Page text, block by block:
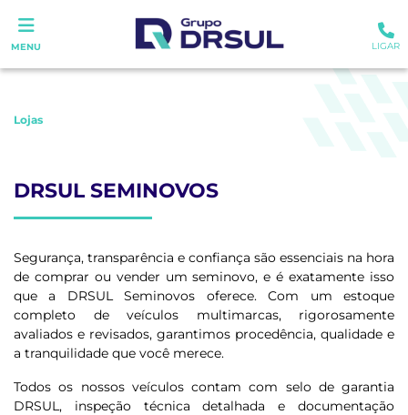
MENU LIGAR
Lojas
DRSUL SEMINOVOS
Segurança, transparência e confiança são essenciais na hora
de comprar ou vender um seminovo, e é exatamente isso
que a DRSUL Seminovos oferece. Com um estoque
completo de veículos multimarcas, rigorosamente
avaliados e revisados, garantimos procedência, qualidade e
a tranquilidade que você merece.
Todos os nossos veículos contam com selo de garantia
DRSUL, inspeção técnica detalhada e documentação